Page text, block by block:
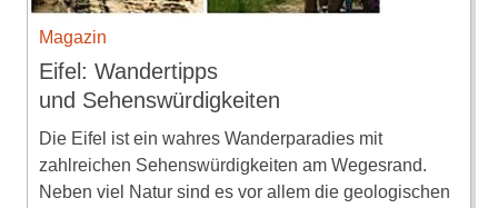
Magazin
Eifel: Wandertipps
und Sehenswürdigkeiten
Die Eifel ist ein wahres Wanderparadies mit
zahlreichen Sehenswürdigkeiten am Wegesrand.
Neben viel Natur sind es vor allem die geologischen